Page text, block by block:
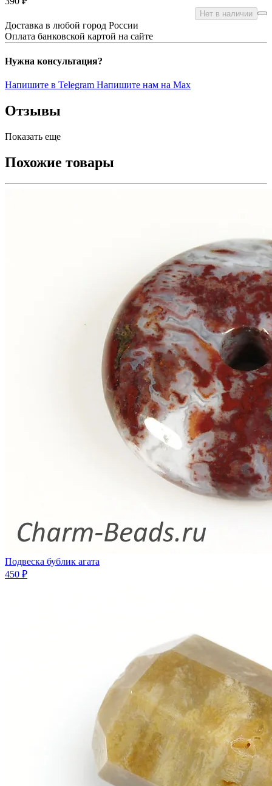
Нет в наличии
Доставка в любой город России
Оплата банковской картой на сайте
Нужна консультация?
Напишите в Telegram Напишите нам на Max
Отзывы
Показать еще
Похожие товары
Подвеска бублик агата
450 ₽